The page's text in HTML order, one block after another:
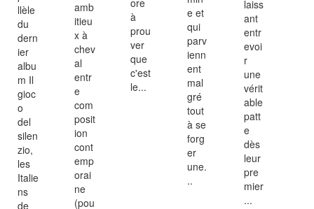
llèle
du
dern
ier
albu
m Il
gioc
o
del
silen
zio,
les
Italie
ns
de
amb
itieu
x à
chev
al
entr
e
com
posit
ion
cont
emp
orai
ne
(pou
ore
à
prou
ver
que
c'est
le...
e et
qui
parv
ienn
ent
mal
gré
tout
à se
forg
er
une.
..
laiss
ant
entr
evoi
r
une
vérit
able
patt
e
dès
leur
pre
mier
...